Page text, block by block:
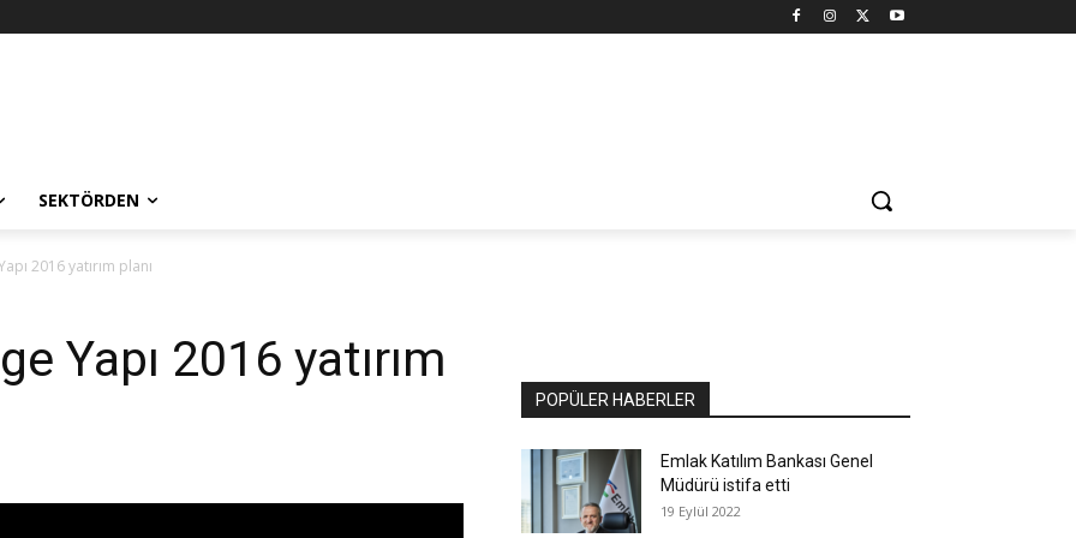
SEKTÖRDEN
2016 yatırım planı
Yapı 2016 yatırım
POPÜLER HABERLER
Emlak Katılım Bankası Genel
Müdürü istifa etti
19 Eylül 2022